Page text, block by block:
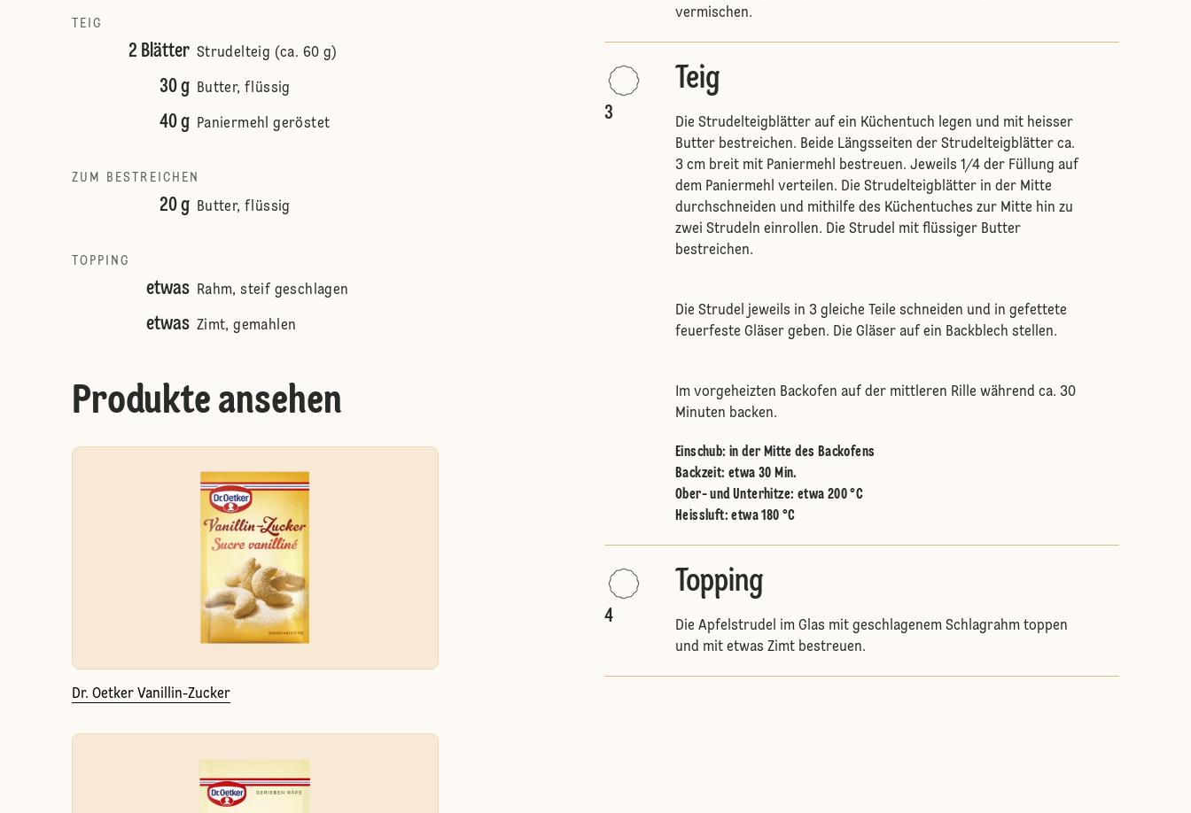
TEIG
2 Blätter Strudelteig (ca. 60 g)
30 g Butter, flüssig
40 g Paniermehl geröstet
ZUM BESTREICHEN
20 g Butter, flüssig
TOPPING
etwas Rahm, steif geschlagen
etwas Zimt, gemahlen
Produkte ansehen
Dr. Oetker Vanillin-Zucker
vermischen.
3
Teig
Die Strudelteigblätter auf ein Küchentuch legen und mit heisser
Butter bestreichen. Beide Längsseiten der Strudelteigblätter ca.
3 cm breit mit Paniermehl bestreuen. Jeweils 1/4 der Füllung auf
dem Paniermehl verteilen. Die Strudelteigblätter in der Mitte
durchschneiden und mithilfe des Küchentuches zur Mitte hin zu
zwei Strudeln einrollen. Die Strudel mit flüssiger Butter
bestreichen.
Die Strudel jeweils in 3 gleiche Teile schneiden und in gefettete
feuerfeste Gläser geben. Die Gläser auf ein Backblech stellen.
Im vorgeheizten Backofen auf der mittleren Rille während ca. 30
Minuten backen.
Einschub:in der Mitte des Backofens
Backzeit: etwa 30 Min.
Ober- und Unterhitze: etwa 200 °C
Heissluft: etwa 180 °C
4
Topping
Die Apfelstrudel im Glas mit geschlagenem Schlagrahm toppen
und mit etwas Zimt bestreuen.